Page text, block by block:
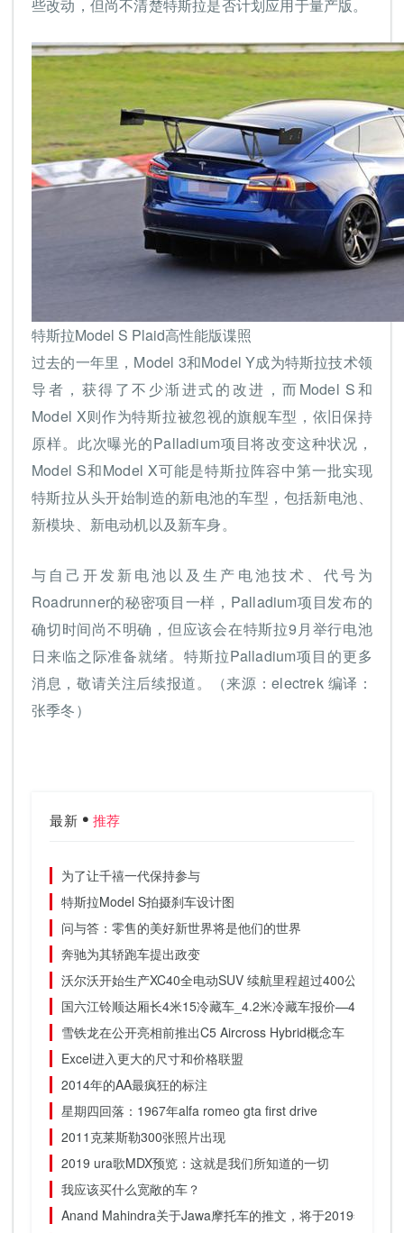
些改动，但尚不清楚特斯拉是否计划应用于量产版。
特斯拉Model S Plaid高性能版谍照
过去的一年里，Model 3和Model Y成为特斯拉技术领
导者，获得了不少渐进式的改进，而Model S和
Model X则作为特斯拉被忽视的旗舰车型，依旧保持
原样。此次曝光的Palladium项目将改变这种状况，
Model S和Model X可能是特斯拉阵容中第一批实现
特斯拉从头开始制造的新电池的车型，包括新电池、
新模块、新电动机以及新车身。
与自己开发新电池以及生产电池技术、代号为
Roadrunner的秘密项目一样，Palladium项目发布的
确切时间尚不明确，但应该会在特斯拉9月举行电池
日来临之际准备就绪。特斯拉Palladium项目的更多
消息，敬请关注后续报道。（来源：electrek 编译：
张季冬）
最新 推荐
为了让千禧一代保持参与
特斯拉Model S拍摄刹车设计图
问与答：零售的美好新世界将是他们的世界
奔驰为其轿跑车提出政变
沃尔沃开始生产XC40全电动SUV 续航里程超过400公里
国六江铃顺达厢长4米15冷藏车_4.2米冷藏车报价—4.2米冷
雪铁龙在公开亮相前推出C5 Aircross Hybrid概念车
Excel进入更大的尺寸和价格联盟
2014年的AA最疯狂的标注
星期四回落：1967年alfa romeo gta first drive
2011克莱斯勒300张照片出现
2019 ura歌MDX预览：这就是我们所知道的一切
我应该买什么宽敞的车？
Anand Mahindra关于Jawa摩托车的推文，将于2019年发布